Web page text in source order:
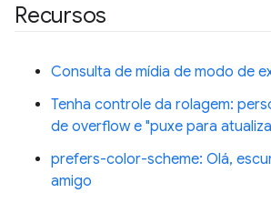
Recursos
Consulta de mídia de modo de
Tenha controle da rolagem:
de overflow e "puxe para
prefers-color-scheme: Olá,
amigo